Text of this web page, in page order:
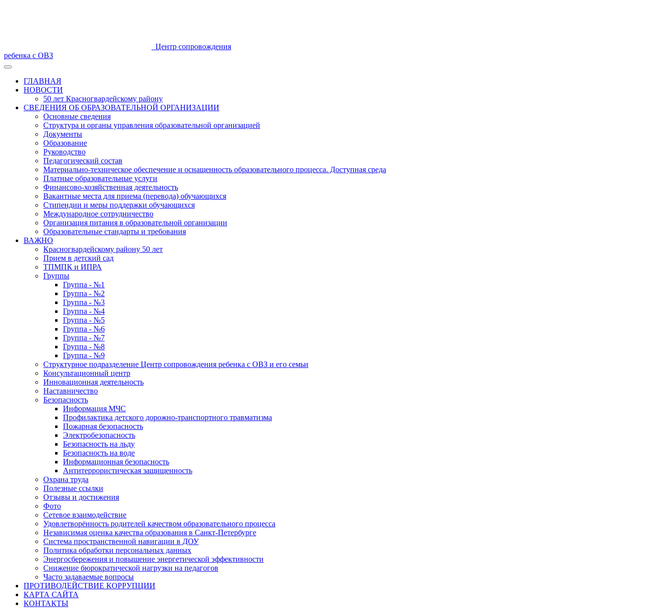
Центр сопровождения
ребенка с ОВЗ
ГЛАВНАЯ
НОВОСТИ
50 лет Красногвардейскому району
СВЕДЕНИЯ ОБ ОБРАЗОВАТЕЛЬНОЙ ОРГАНИЗАЦИИ
Основные сведения
Структура и органы управления образовательной организацией
Документы
Образование
Руководство
Педагогический состав
Материально-техническое обеспечение и оснащенность образовательного процесса. Доступная среда
Платные образовательные услуги
Финансово-хозяйственная деятельность
Вакантные места для приема (перевода) обучающихся
Стипендии и меры поддержки обучающихся
Международное сотрудничество
Организация питания в образовательной организации
Образовательные стандарты и требования
ВАЖНО
Красногвардейскому району 50 лет
Прием в детский сад
ТПМПК и ИПРА
Группы
Группа - №1
Группа - №2
Группа - №3
Группа - №4
Группа - №5
Группа - №6
Группа - №7
Группа - №8
Группа - №9
Структурное подразделение Центр сопровождения ребенка с ОВЗ и его семьи
Консультационный центр
Инновационная деятельность
Наставничество
Безопасность
Информация МЧС
Профилактика детского дорожно-транспортного травматизма
Пожарная безопасность
Электробезопасность
Безопасность на льду
Безопасность на воде
Информационная безопасность
Антитеррористическая защищенность
Охрана труда
Полезные ссылки
Отзывы и достижения
Фото
Сетевое взаимодействие
Удовлетворённость родителей качеством образовательного процесса
Независимая оценка качества образования в Санкт-Петербурге
Система пространственной навигации в ДОУ
Политика обработки персональных данных
Энергосбережения и повышение энергетической эффективности
Снижение бюрократической нагрузки на педагогов
Часто задаваемые вопросы
ПРОТИВОДЕЙСТВИЕ КОРРУПЦИИ
КАРТА САЙТА
КОНТАКТЫ